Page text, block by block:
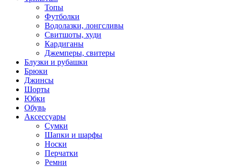
Топы
Футболки
Водолазки, лонгсливы
Свитшоты, худи
Кардиганы
Джемперы, свитеры
Блузки и рубашки
Брюки
Джинсы
Шорты
Юбки
Обувь
Аксессуары
Сумки
Шапки и шарфы
Носки
Перчатки
Ремни